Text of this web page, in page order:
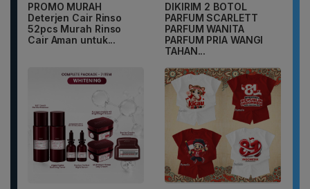
PROMO MURAH
Deterjen Cair Rinso
52pcs Murah Rinso
Cair Aman untuk...
DIKIRIM 2 BOTOL
PARFUM SCARLETT
PARFUM WANITA
PARFUM PRIA WANGI
TAHAN...